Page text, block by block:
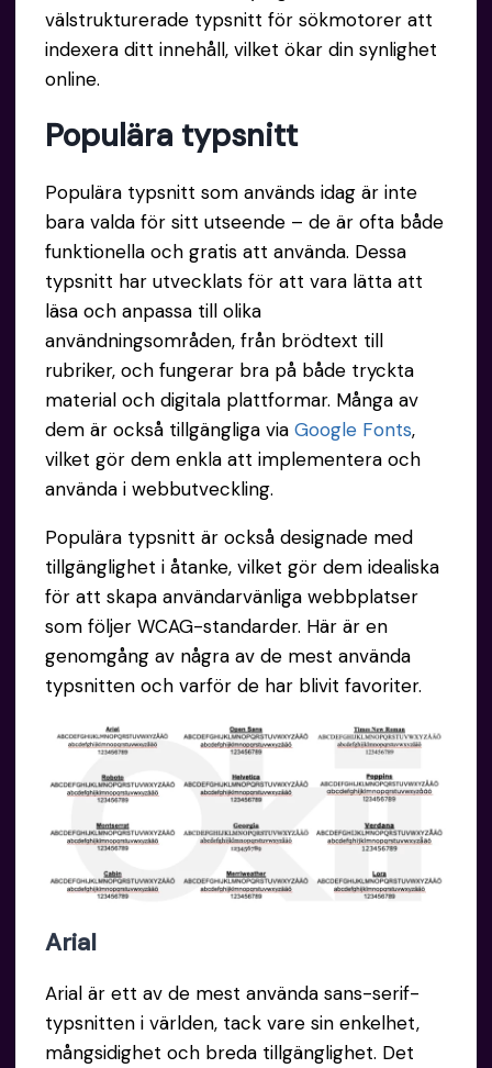
välstrukturerade typsnitt för sökmotorer att
indexera ditt innehåll, vilket ökar din synlighet
online.
Populära typsnitt
Populära typsnitt som används idag är inte
bara valda för sitt utseende – de är ofta både
funktionella och gratis att använda. Dessa
typsnitt har utvecklats för att vara lätta att
läsa och anpassa till olika
användningsområden, från brödtext till
rubriker, och fungerar bra på både tryckta
material och digitala plattformar. Många av
dem är också tillgängliga via Google Fonts,
vilket gör dem enkla att implementera och
använda i webbutveckling.
Populära typsnitt är också designade med
tillgänglighet i åtanke, vilket gör dem idealiska
för att skapa användarvänliga webbplatser
som följer WCAG-standarder. Här är en
genomgång av några av de mest använda
typsnitten och varför de har blivit favoriter.
Arial
Arial är ett av de mest använda sans-serif-
typsnitten i världen, tack vare sin enkelhet,
mångsidighet och breda tillgänglighet. Det